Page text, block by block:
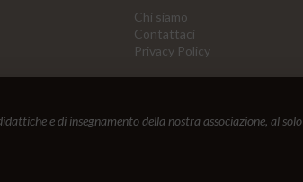
Chi siamo
Contattaci
Privacy Policy
e di insegnamento della nostra associazione, al solo